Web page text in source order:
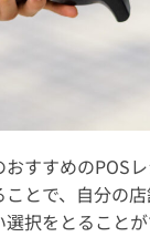
すすめのPOSレ
とで、自分の
択をとることが